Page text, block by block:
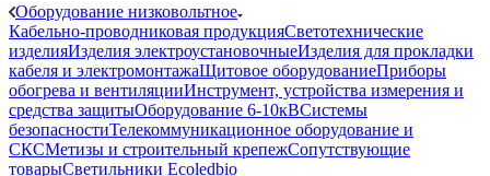
Оборудование низковольтное
Кабельно-проводниковая продукцияСветотехнические
изделияИзделия электроустановочныеИзделия для прокладки
кабеля и электромонтажаЩитовое оборудованиеПриборы
обогрева и вентиляцииИнструмент, устройства измерения и
средства защитыОборудование 6-10кВСистемы
безопасностиТелекоммуникационное оборудование и
СКСМетизы и строительный крепежСопутствующие
товарыСветильники Ecoledbio